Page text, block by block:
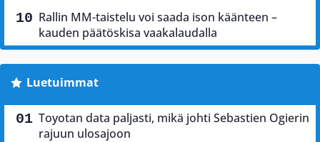
Rallin MM-taistelu voi saada ison käänteen –
kauden päätöskisa vaakalaudalla
Luetuimmat
Toyotan data paljasti, mikä johti Sebastien Ogierin
rajuun ulosajoon